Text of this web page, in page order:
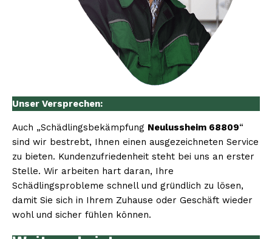
Unser Versprechen:
Auch „Schädlingsbekämpfung Neulussheim 68809“
sind wir bestrebt, Ihnen einen ausgezeichneten Service
zu bieten. Kundenzufriedenheit steht bei uns an erster
Stelle. Wir arbeiten hart daran, Ihre
Schädlingsprobleme schnell und gründlich zu lösen,
damit Sie sich in Ihrem Zuhause oder Geschäft wieder
wohl und sicher fühlen können.